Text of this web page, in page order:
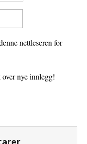
nettleseren for
nye innlegg!